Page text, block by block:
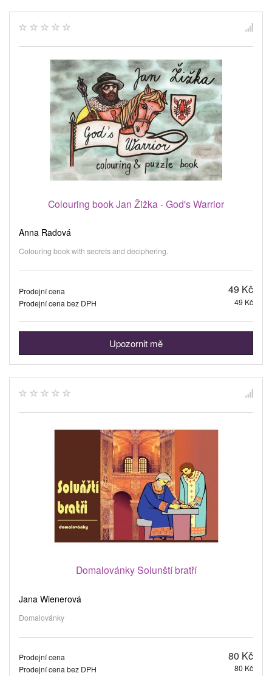
Colouring book Jan Žižka - God's Warrior
Anna Radová
Colouring book with secrets and deciphering.
Prodejní cena 49 Kč
Prodejní cena bez DPH 49 Kč
Upozornit mě
Domalovánky Solunští bratří
Jana Wienerová
Domalovánky
Prodejní cena 80 Kč
Prodejní cena bez DPH 80 Kč